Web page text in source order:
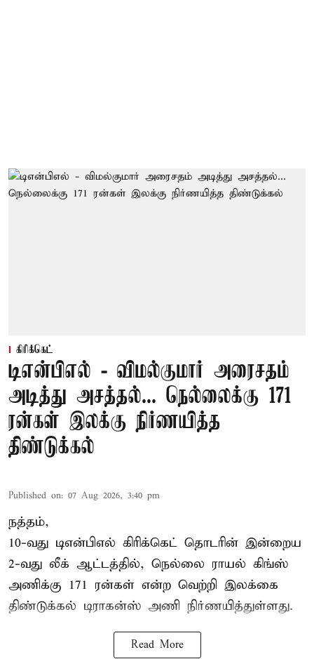
கிரிக்கெட்
டிஎன்பிஎல் - விமல்குமார் அரைசதம்
அடித்து அசத்தல்... நெல்லைக்கு 171
ரன்கள் இலக்கு நிர்ணயித்த
திண்டுக்கல்
Published on: 07 Aug 2026, 3:40 pm
நத்தம்,
10-வது டிஎன்பிஎல் கிரிக்கெட் தொடரின் இன்றைய
2-வது லீக் ஆட்டத்தில், நெல்லை ராயல் கிங்ஸ்
அணிக்கு 171 ரன்கள் என்ற வெற்றி இலக்கை
திண்டுக்கல் டிராகன்ஸ் அணி நிர்ணயித்துள்ளது.
Read More